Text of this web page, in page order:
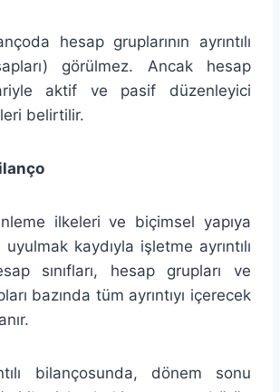
hesap gruplarının ayrıntılı
görülmez. Ancak hesap
aktif ve pasif düzenleyici
belirtilir.
ilkeleri ve biçimsel yapıya
kaydıyla işletme ayrıntılı
sınıfları, hesap grupları ve
bazında tüm ayrıntıyı içerecek
bilançosunda, dönem sonu